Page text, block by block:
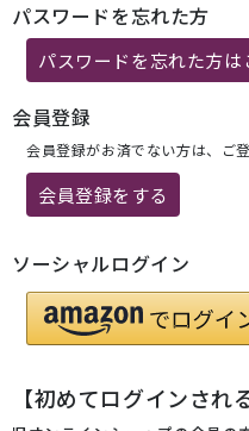
パスワードを忘れた方
パスワードを忘れた方は
会員登録
会員登録がお済でない方は、ご
会員登録をする
ソーシャルログイン
【初めてログインされ